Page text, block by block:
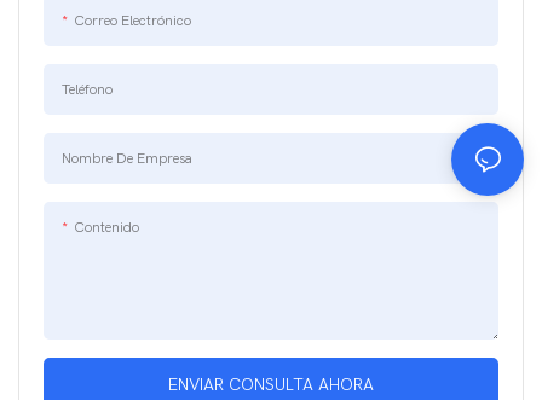
Correo Electrónico
Teléfono
Nombre De Empresa
Contenido
ENVIAR CONSULTA AHORA